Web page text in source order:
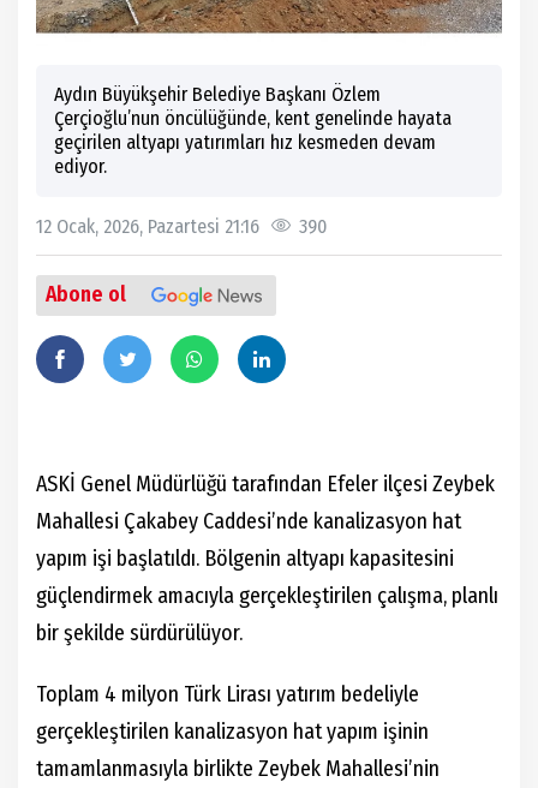
Aydın Büyükşehir Belediye Başkanı Özlem
Çerçioğlu’nun öncülüğünde, kent genelinde hayata
geçirilen altyapı yatırımları hız kesmeden devam
ediyor.
12 Ocak, 2026, Pazartesi 21:16 390
Abone ol
ASKİ Genel Müdürlüğü tarafından Efeler ilçesi Zeybek
Mahallesi Çakabey Caddesi’nde kanalizasyon hat
yapım işi başlatıldı. Bölgenin altyapı kapasitesini
güçlendirmek amacıyla gerçekleştirilen çalışma, planlı
bir şekilde sürdürülüyor.
Toplam 4 milyon Türk Lirası yatırım bedeliyle
gerçekleştirilen kanalizasyon hat yapım işinin
tamamlanmasıyla birlikte Zeybek Mahallesi’nin